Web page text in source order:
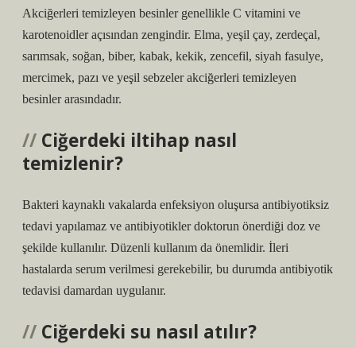
Akciğerleri temizleyen besinler genellikle C vitamini ve
karotenoidler açısından zengindir. Elma, yeşil çay, zerdeçal,
sarımsak, soğan, biber, kabak, kekik, zencefil, siyah fasulye,
mercimek, pazı ve yeşil sebzeler akciğerleri temizleyen
besinler arasındadır.
Ciğerdeki iltihap nasıl
temizlenir?
Bakteri kaynaklı vakalarda enfeksiyon oluşursa antibiyotiksiz
tedavi yapılamaz ve antibiyotikler doktorun önerdiği doz ve
şekilde kullanılır. Düzenli kullanım da önemlidir. İleri
hastalarda serum verilmesi gerekebilir, bu durumda antibiyotik
tedavisi damardan uygulanır.
Ciğerdeki su nasıl atılır?